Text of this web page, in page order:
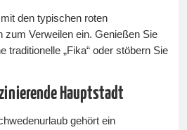
den typischen roten
zum Verweilen ein. Genießen Sie
traditionelle „Fika“ oder stöbern Sie
Hauptstadt
gehört ein